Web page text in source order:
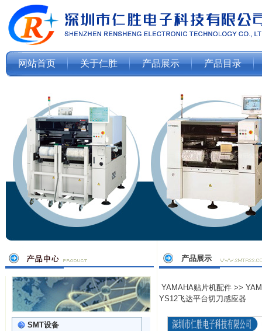
网站首页 关于仁胜 产品展示 产品目录
SMT设备
产品展示
YAMAHA贴片机配件>>
YS12飞达平台切刀感应器